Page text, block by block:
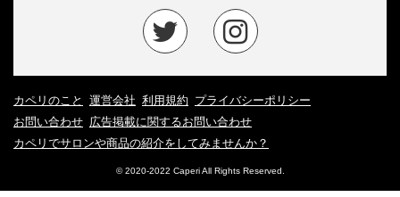
カペリのこと 運営会社 利用規約 プライバシーポリシー
お問い合わせ 広告掲載に関するお問い合わせ
カペリでサロンや商品の紹介をしてみませんか？
© 2020-2022 Caperi All Rights Reserved.